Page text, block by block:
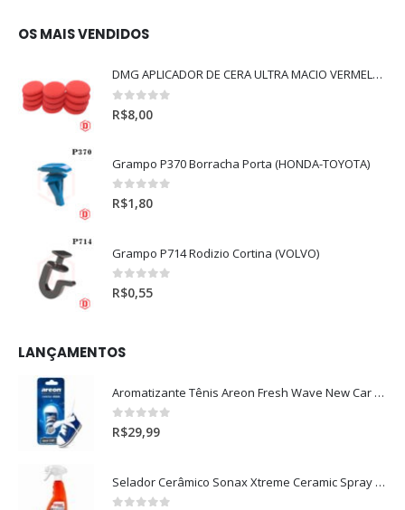
OS MAIS VENDIDOS
DMG APLICADOR DE CERA ULTRA MACIO VERMELHO l
0 out of 5
R$8,00
Grampo P370 Borracha Porta (HONDA-TOYOTA)
0out of 5
R$1,80
Grampo P714 Rodizio Cortina (VOLVO)
0out of 5
R$0,55
LANÇAMENTOS
Aromatizante Tênis Areon Fresh Wave New Car / Carro Novo
0out of 5
R$29,99
Selador Cerâmico Sonax Xtreme Ceramic Spray + Seal (750ml)